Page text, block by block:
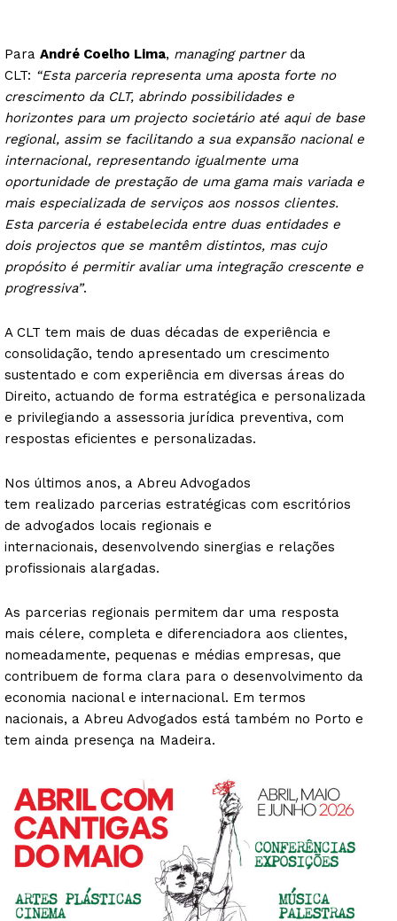
Para André Coelho Lima, managing partnerda
CLT: “Esta parceria representa uma aposta forte no
crescimento da CLT, abrindo possibilidades e
horizontes para um projecto societário até aqui de base
regional, assim se facilitando a sua expansão nacional e
internacional, representando igualmente uma
oportunidade de prestação de uma gama mais variada e
mais especializada de serviços aos nossos clientes.
Esta parceria é estabelecida entre duas entidades e
dois projectos que se mantêm distintos, mas cujo
propósito é permitir avaliar uma integração crescente e
progressiva”.
A CLT tem mais de duas décadas de experiência e
consolidação, tendo apresentado um crescimento
sustentado e com experiência em diversas áreas do
Direito, actuando de forma estratégica e personalizada
e privilegiando a assessoria jurídica preventiva, com
respostas eficientes e personalizadas.
Nos últimos anos, a Abreu Advogados
tem realizado parcerias estratégicas com escritórios
de advogados locais regionais e
internacionais, desenvolvendo sinergias e relações
profissionais alargadas.
As parcerias regionais permitem dar uma resposta
mais célere, completa e diferenciadora aos clientes,
nomeadamente, pequenas e médias empresas, que
contribuem de forma clara para o desenvolvimento da
economia nacional e internacional. Em termos
nacionais, a Abreu Advogados está também no Porto e
tem ainda presença na Madeira.